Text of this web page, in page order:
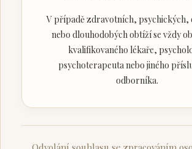
V případě zdravotních, psychických,
nebo dlouhodobých obtíží se vždy
kvalifikovaného lékaře,
psychoterapeuta nebo jiného
odborníka.